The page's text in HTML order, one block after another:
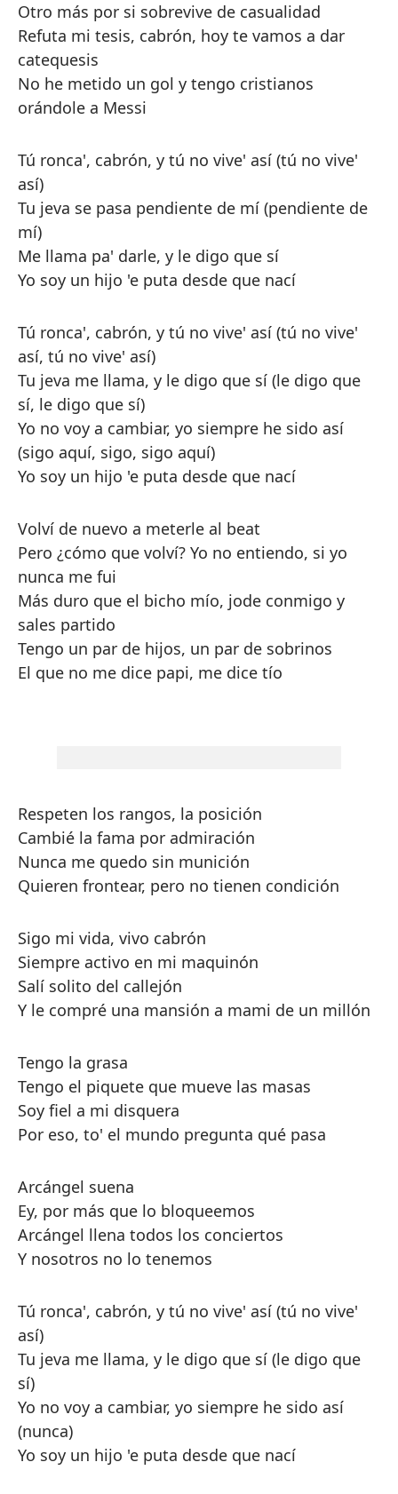
Otro más por si sobrevive de casualidad
Refuta mi tesis, cabrón, hoy te vamos a dar
catequesis
No he metido un gol y tengo cristianos
orándole a Messi
Tú ronca', cabrón, y tú no vive' así (tú no vive'
así)
Tu jeva se pasa pendiente de mí (pendiente de
mí)
Me llama pa' darle, y le digo que sí
Yo soy un hijo 'e puta desde que nací
Tú ronca', cabrón, y tú no vive' así (tú no vive'
así, tú no vive' así)
Tu jeva me llama, y le digo que sí (le digo que
sí, le digo que sí)
Yo no voy a cambiar, yo siempre he sido así
(sigo a­quí, sigo, sigo a­quí)
Yo soy un hijo 'e puta desde que nací
Volví de nuevo a meterle al beat
Pero ¿cómo que volví? Yo no entiendo, si yo
nunca me fui
Más duro que el bicho mío, jode conmigo y
sales partido
Tengo un par de hijos, un par de sobrinos
El que no me dice papi, me dice tío
Respeten los rangos, la posición
Cambié la fama por admiración
Nunca me quedo sin munición
Quieren frontear, pero no tienen condición
Sigo mi vida, vivo cabrón
Siempre activo en mi maquinón
Salí solito del callejón
Y le compré una mansión a mami de un millón
Tengo la grasa
Tengo el piquete que mueve las masas
Soy fiel a mi disquera
Por eso, to' el mundo pregunta qué pasa
Arcángel suena
Ey, por más que lo bloqueemos
Arcángel llena todos los conciertos
Y nosotros no lo tenemos
Tú ronca', cabrón, y tú no vive' así (tú no vive'
así)
Tu jeva me llama, y le digo que sí (le digo que
sí)
Yo no voy a cambiar, yo siempre he sido así
(nunca)
Yo soy un hijo 'e puta desde que nací